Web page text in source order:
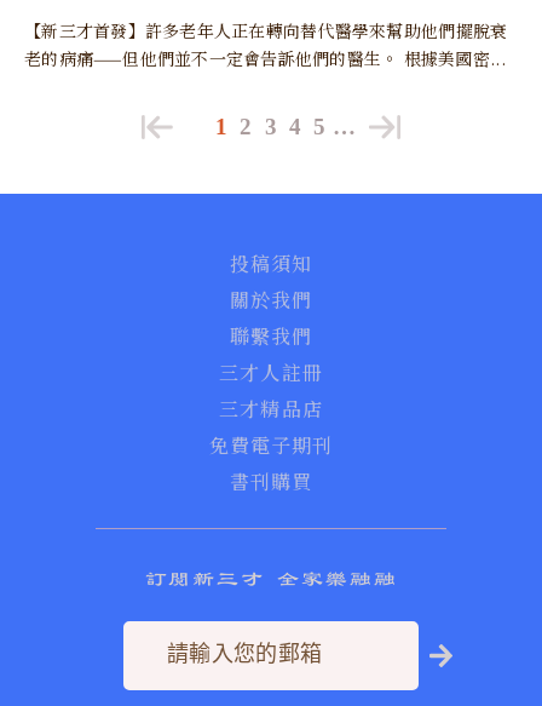
【新三才首發】許多老年人正在轉向替代醫學來幫助他們擺脫衰
老的病痛——但他們並不一定會告訴他們的醫生。 根據美國密...
1 2 3 4 5 …
投稿須知
關於我們
聯繫我們
三才人註冊
三才精品店
免費電子期刊
書刊購買
訂閱新三才 全家樂融融